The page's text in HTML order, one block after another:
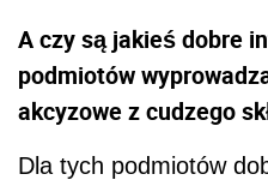
A czy są jakieś dobre
podmiotów
akcyzowe z cudzego
Dla tych podmiotów